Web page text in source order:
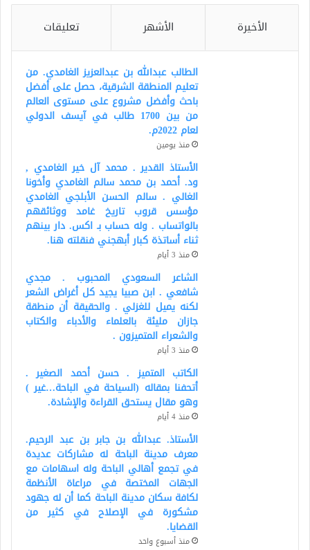
الأخيرة الأشهر تعليقات
الطالب عبدالله بن عبدالعزيز الغامدي. من
تعليم المنطقة الشرقية، حصل على أفضل
باحث وأفضل مشروع على مستوى العالم
من بين 1700 طالب في آيسف الدولي
لعام 2022م.
منذ يومين
الأستاذ القدير . محمد آل خير الغامدي ,
ود. أحمد بن محمد سالم الغامدي وأخونا
الغالي . سالم الحسن الأبلجي الغامدي
مؤسس قروب تاريخ غامد ووثائقهم
بالواتساب . وله حساب بـ اكس. دار بينهم
ثناء أساتذة كبار أبهجني فنقلته هنا.
منذ 3 أيام
الشاعر السعودي المحبوب . مجدي
شافعي . ابن صبيا يجيد كل أغراض الشعر
لكنه يميل للغزلي . والحقيقة أن منطقة
جازان مليئة بالعلماء والأدباء والكتاب
والشعراء المتميزون .
منذ 3 أيام
الكاتب المتميز . حسن أحمد الصغير .
أتحفنا بمقاله (السياحة في الباحة…غير )
وهو مقال يستحق القراءة والإشادة.
منذ 4 أيام
الأستاذ. عبدالله بن جابر بن عبد الرحيم.
معرف مدينة الباحة له مشاركات عديدة
في تجمع أهالي الباحة وله اسهامات مع
الجهات المختصة في مراعاة الأنظمة
لكافة سكان مدينة الباحة كما أن له جهود
مشكورة في الإصلاح في كثير من
القضايا.
منذ أسبوع واحد